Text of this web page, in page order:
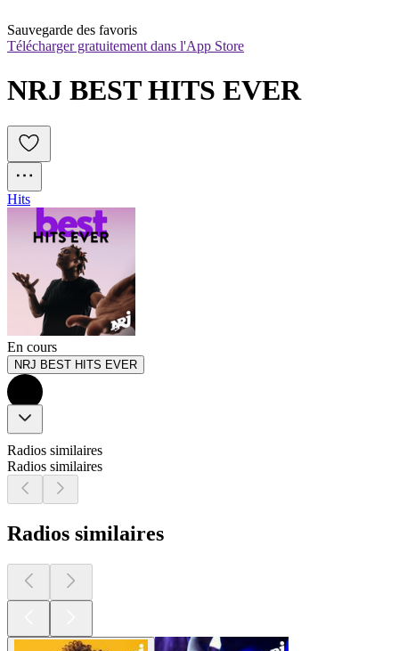
Sauvegarde des favoris
Télécharger gratuitement dans l'App Store
NRJ BEST HITS EVER
Hits
En cours
NRJ BEST HITS EVER
Radios similaires
Radios similaires
Radios similaires